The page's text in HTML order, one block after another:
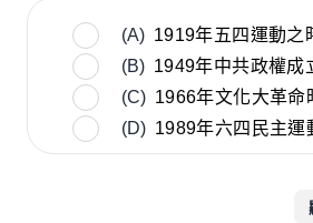
(A) 1919年五四運動之
(B) 1949年中共政權成
(C) 1966年文化大革命
(D) 1989年六四民主運